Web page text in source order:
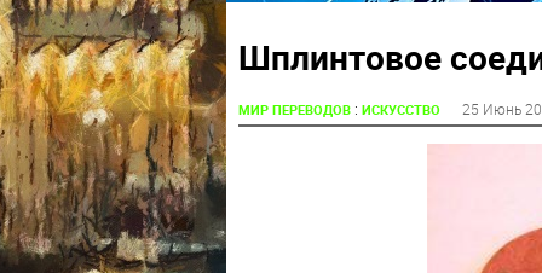
Шплинтовое
МИР ПЕРЕВОДОВ: ИСКУССТВО 25 Июнь